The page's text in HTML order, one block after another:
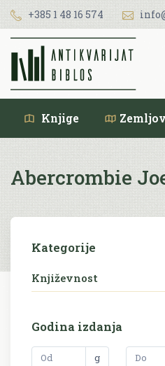
+385 1 48 16 574
Knjige
Abercrombie
Kategorije
Književnost
Godina izdanja
g